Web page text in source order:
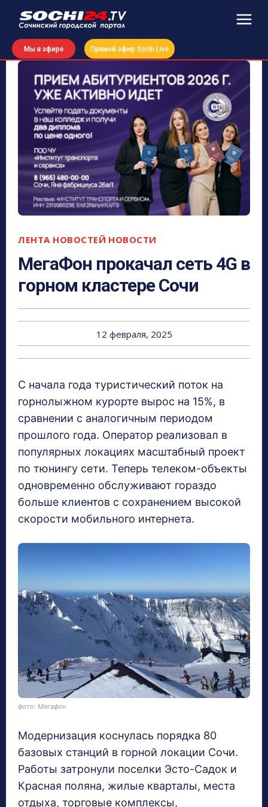
Мы в эфире Прямой эфир Sochi Live
ЛЕНТА НОВОСТЕЙ НОВОСТИ
МегаФон прокачал сеть 4G в
горном кластере Сочи
12 февраля, 2025
С начала года туристический поток на
горнолыжном курорте вырос на 15%, в
сравнении с аналогичным периодом
прошлого года. Оператор реализовал в
популярных локациях масштабный проект
по тюнингу сети. Теперь телеком-объекты
одновременно обслуживают гораздо
больше клиентов с сохранением высокой
скорости мобильного интернета.
фото: Мегафон
Модернизация коснулась порядка 80
базовых станций в горной локации Сочи.
Работы затронули поселки Эсто-Садок и
Красная поляна, жилые кварталы, места
отдыха, торговые комплексы,